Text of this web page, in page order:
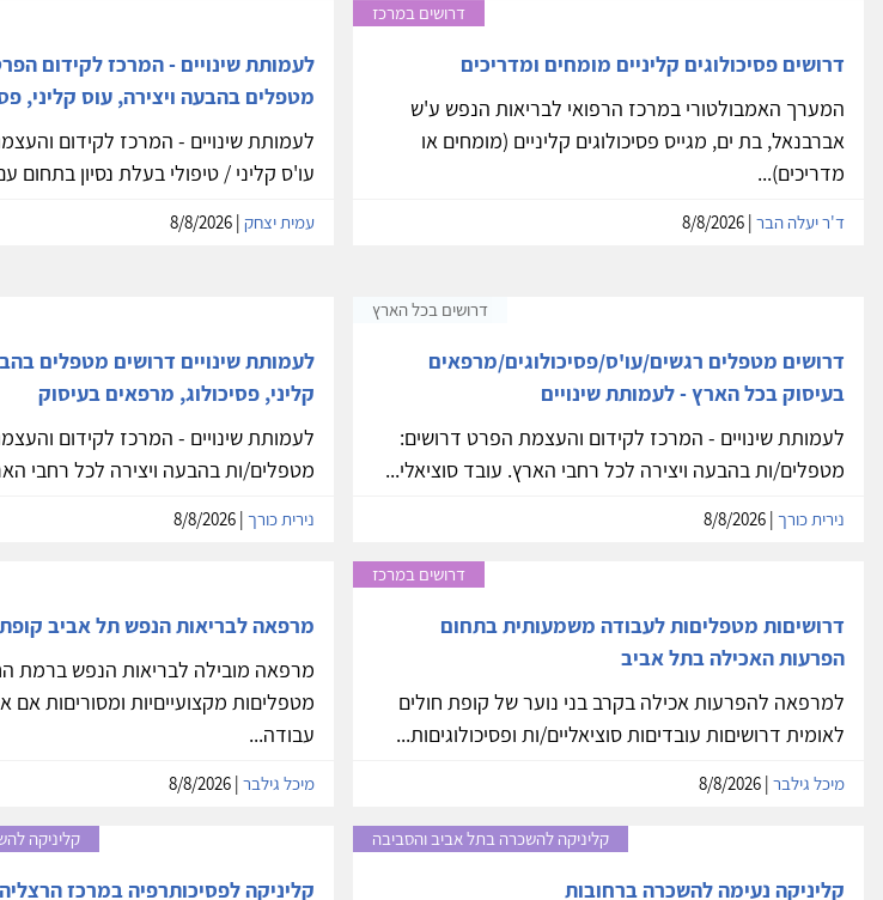
דרושים במרכז
דרושים פסיכולוגים קליניים מומחים ומדריכים
המערך האמבולטורי במרכז הרפואי לבריאות הנפש ע'ש
אברבנאל, בת ים, מגייס פסיכולוגים קליניים (מומחים או
מדריכים)...
ד'ר יעלה הבר
לעמותת שינויים - המרכז לקידום
מטפלים בהבעה ויצירה, עוס קליני,
לעמותת שינויים - המרכז לקידום
עו'ס קליני / טיפולי בעלת נסיון בתחום
עמית יצחק| 8/8/2026
דרושים בכל הארץ
דרושים מטפלים רגשים/עו'ס/פסיכולוגים/מרפאים
בעיסוק בכל הארץ - לעמותת שינויים
לעמותת שינויים - המרכז לקידום והעצמת הפרט דרושים:
מטפלים/ות בהבעה ויצירה לכל רחבי הארץ. עובד סוציאלי...
נירית כורך
לעמותת שינויים דרושים מטפלים
קליני, פסיכולוג, מרפאים בעיסוק
לעמותת שינויים - המרכז לקידום
מטפלים/ות בהבעה ויצירה לכל רחבי
נירית כורך| 8/8/2026
דרושים במרכז
דרושיםות מטפליםות לעבודה משמעותית בתחום
הפרעות האכילה בתל אביב
למרפאה להפרעות אכילה בקרב בני נוער של קופת חולים
לאומית דרושיםות עובדיםות סוציאליים/ות ופסיכולוגיםות...
מיכל גילבר
מרפאה לבריאות הנפש תל אביב
מרפאה מובילה לבריאות הנפש ברמת
מטפליםות מקצועייםיות ומסוריםות
עבודה...
מיכל גילבר| 8/8/2026
קליניקה להשכרה בתל אביב והסביבה
קליניקה נעימה להשכרה ברחובות
קליניקה
קליניקה לפסיכותרפיה במרכז